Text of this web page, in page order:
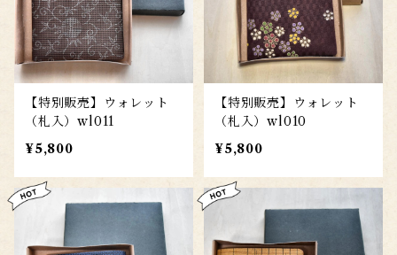
【特別販売】ウォレット
（札入）wl011
¥5,800
【特別販売】ウォレット
（札入）wl010
¥5,800